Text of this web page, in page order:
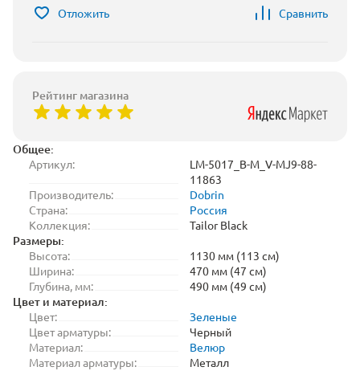
Общее:
Артикул:
LM-5017_B-M_V-MJ9-88-
11863
Производитель:
Dobrin
Страна:
Россия
Коллекция:
Tailor Black
Размеры:
Высота:
1130 мм (113 см)
Ширина:
470 мм (47 см)
Глубина, мм:
490 мм (49 см)
Цвет и материал:
Цвет:
Зеленые
Цвет арматуры:
Черный
Материал:
Велюр
Материал арматуры:
Металл
Отложить Сравнить
Рейтинг магазина